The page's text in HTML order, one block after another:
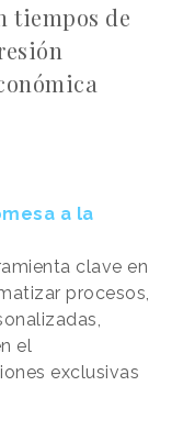
tiempos de
a la
clave en
procesos,
el
exclusivas